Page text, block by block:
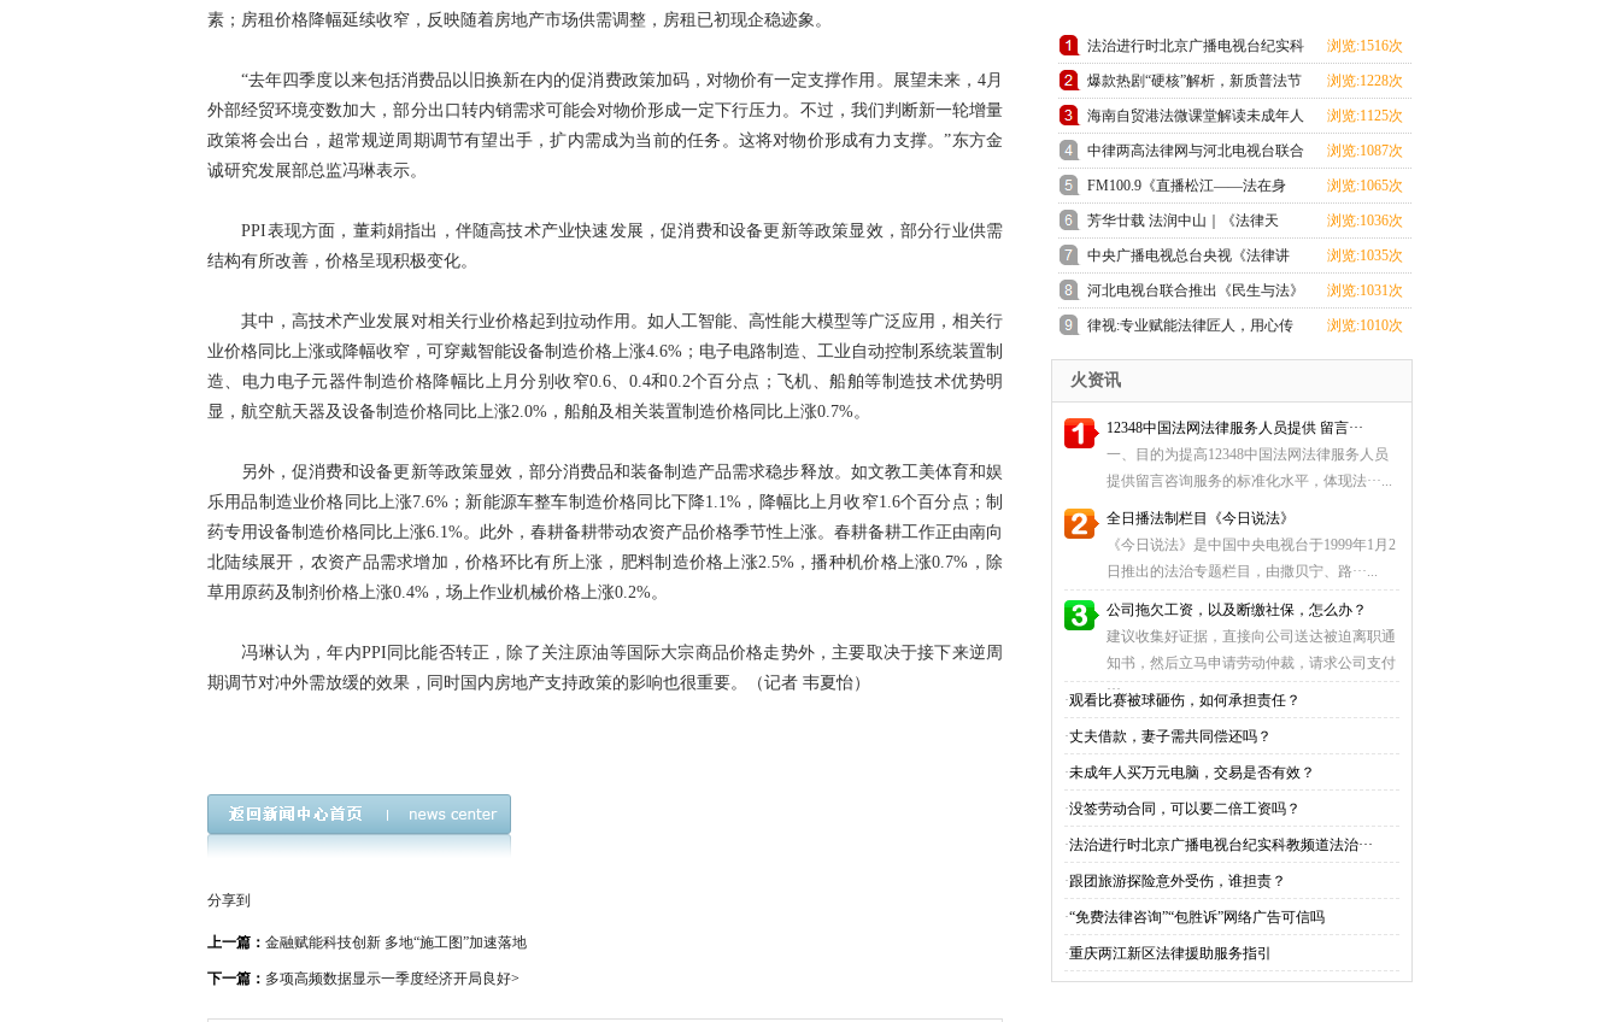
素；房租价格降幅延续收窄，反映随着房地产市场供需调整，房租已初现企稳迹象。
“去年四季度以来包括消费品以旧换新在内的促消费政策加码，对物价有一定支撑作用。展望未来，4月
外部经贸环境变数加大，部分出口转内销需求可能会对物价形成一定下行压力。不过，我们判断新一轮增量
政策将会出台，超常规逆周期调节有望出手，扩内需成为当前的任务。这将对物价形成有力支撑。”东方金
诚研究发展部总监冯琳表示。
PPI表现方面，董莉娟指出，伴随高技术产业快速发展，促消费和设备更新等政策显效，部分行业供需
结构有所改善，价格呈现积极变化。
其中，高技术产业发展对相关行业价格起到拉动作用。如人工智能、高性能大模型等广泛应用，相关行
业价格同比上涨或降幅收窄，可穿戴智能设备制造价格上涨4.6%；电子电路制造、工业自动控制系统装置制
造、电力电子元器件制造价格降幅比上月分别收窄0.6、0.4和0.2个百分点；飞机、船舶等制造技术优势明
显，航空航天器及设备制造价格同比上涨2.0%，船舶及相关装置制造价格同比上涨0.7%。
另外，促消费和设备更新等政策显效，部分消费品和装备制造产品需求稳步释放。如文教工美体育和娱
乐用品制造业价格同比上涨7.6%；新能源车整车制造价格同比下降1.1%，降幅比上月收窄1.6个百分点；制
药专用设备制造价格同比上涨6.1%。此外，春耕备耕带动农资产品价格季节性上涨。春耕备耕工作正由南向
北陆续展开，农资产品需求增加，价格环比有所上涨，肥料制造价格上涨2.5%，播种机价格上涨0.7%，除
草用原药及制剂价格上涨0.4%，场上作业机械价格上涨0.2%。
冯琳认为，年内PPI同比能否转正，除了关注原油等国际大宗商品价格走势外，主要取决于接下来逆周
期调节对冲外需放缓的效果，同时国内房地产支持政策的影响也很重要。（记者 韦夏怡）
分享到
上一篇： 金融赋能科技创新 多地“施工图”加速落地
下一篇： 多项高频数据显示一季度经济开局良好>
法治进行时北京广播电视台纪实科
教频道法治栏目
浏览:1516次
爆款热剧“硬核”解析，新质普法节
目《剧懂法》即将开播！
浏览:1228次
海南自贸港法微课堂解读未成年人
监护人法律制度
浏览:1125次
中律两高法律网与河北电视台联合
推出《民生与法》大型访谈节目即
将上线
浏览:1087次
FM100.9《直播松江——法在身
边》：普法从学生抓起，让宪法精
神扎根校园
浏览:1065次
芳华廿载 法润中山｜《法律天
地》电视节目播出二十周年！
浏览:1036次
中央广播电视总台央视《法律讲
堂》栏目团队：镜头背后，法官的
奉献与坚守丨2024记者看法院
浏览:1035次
河北电视台联合推出《民生与法》
大型访谈节目即将上线
浏览:1031次
律视:专业赋能法律匠人，用心传
播法律知识
浏览:1010次
火资讯
12348中国法网法律服务人员提供 留言···
一、目的为提高12348中国法网法律服务人员
提供留言咨询服务的标准化水平，体现法···...
全日播法制栏目《今日说法》
《今日说法》是中国中央电视台于1999年1月2
日推出的法治专题栏目，由撒贝宁、路···...
公司拖欠工资，以及断缴社保，怎么办？
建议收集好证据，直接向公司送达被迫离职通
知书，然后立马申请劳动仲裁，请求公司支付
···...
·观看比赛被球砸伤，如何承担责任？
·丈夫借款，妻子需共同偿还吗？
·未成年人买万元电脑，交易是否有效？
·没签劳动合同，可以要二倍工资吗？
·法治进行时北京广播电视台纪实科教频道法治···
·跟团旅游探险意外受伤，谁担责？
·“免费法律咨询”“包胜诉”网络广告可信吗
·重庆两江新区法律援助服务指引